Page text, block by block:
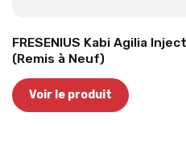
FRESENIUS Kabi Agilia
(Remis à Neuf)
Voir le produit